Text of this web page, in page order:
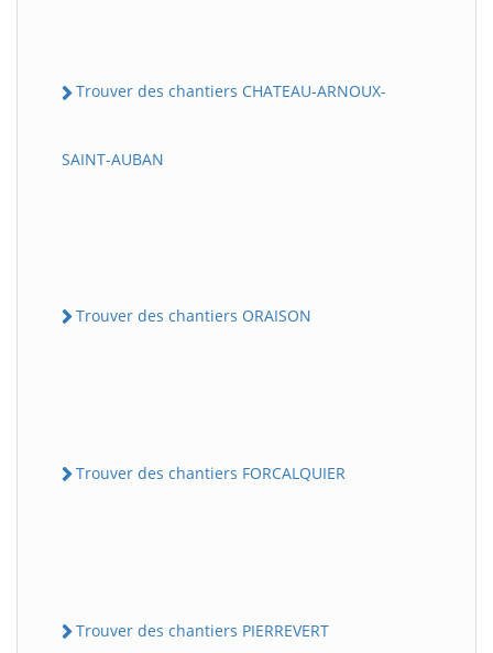
Trouver des chantiers CHATEAU-ARNOUX-
SAINT-AUBAN
Trouver des chantiers ORAISON
Trouver des chantiers FORCALQUIER
Trouver des chantiers PIERREVERT